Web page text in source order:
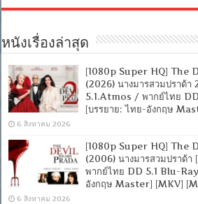
อังกฤษ
[MASTER]
หนังเรื่องล่าสุด
[1080p Super HQ] The
(2026) นางมารสวมปราด้า
5.1.Atmos / พากย์ไทย
[บรรยาย: ไทย-อังกฤษ
6 สิงหาคม 2026
[1080p Super HQ] The
(2006) นางมารสวมปราด้า
พากย์ไทย DD 5.1 Blu-
อังกฤษ Master] [MKV]
6 สิงหาคม 2026